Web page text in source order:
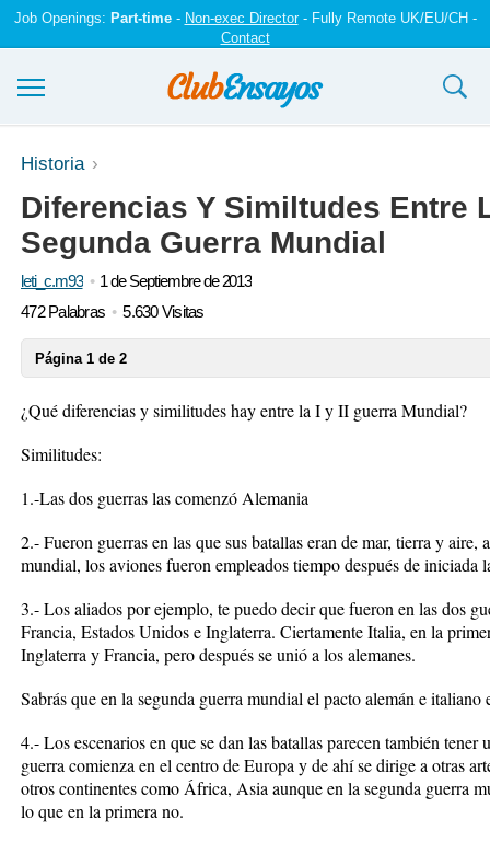
Job Openings: Part-time- Non-exec Director- Fully Remote UK/EU/CH -
Contact
Ensayos y trabajos
Registrarse
Iniciar sesión
Historia
Diferencias Y Similtudes Entre
Segunda Guerra Mundial
leti_c.m93
1 de Septiembre de 2013
472 Palabras
5.630 Visitas
Página 1 de 2
¿Qué diferencias y similitudes hay entre la I y II guerra Mundial?
Similitudes:
1.-Las dos guerras las comenzó Alemania
2.- Fueron guerras en las que sus batallas eran de mar, tierra y aire,
mundial, los aviones fueron empleados tiempo después de iniciada
3.- Los aliados por ejemplo, te puedo decir que fueron en las dos
Francia, Estados Unidos e Inglaterra. Ciertamente Italia, en la
Inglaterra y Francia, pero después se unió a los alemanes.
Sabrás que en la segunda guerra mundial el pacto alemán e
4.- Los escenarios en que se dan las batallas parecen también
guerra comienza en el centro de Europa y de ahí se dirige a otras
otros continentes como África, Asia aunque en la segunda guerra
lo que en la primera no.